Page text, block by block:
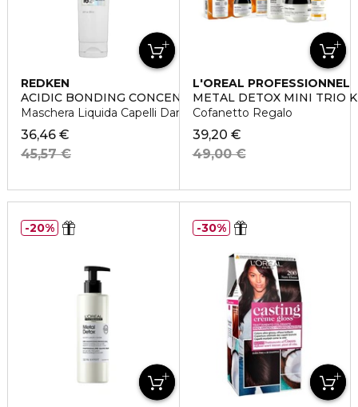
REDKEN
ACIDIC BONDING CONCENTRATE
Maschera Liquida Capelli Danneggiati
36,46 €
45,57 €
L'OREAL PROFESSIONNEL
METAL DETOX MINI TRIO
Cofanetto Regalo
39,20 €
49,00 €
20% 30%